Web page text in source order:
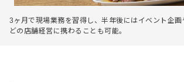
3ヶ月で現場業務を習得し、半年後にはイベント企画
どの店舗経営に携わることも可能。